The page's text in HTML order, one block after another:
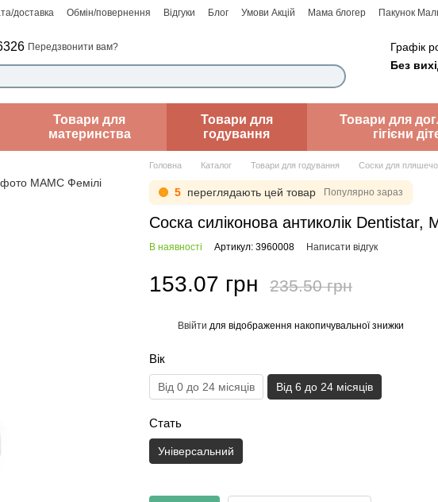
доставка Обмін/повернення Відгуки Блог Умови Акцій Мама блогер
Пакунок
Передзвонити вам?
Графік
Без
Товари для
материнства
Товари для
годування
Товари для
гігієни
Головна Каталог Товари для годування Соски для
4 переглядають цей товар Популярно зараз
Соска силіконова антиколік Dentistar,
В наявності Артикул: 3960008 Написати відгук
153.07 грн 235.50 грн
Ввійти для відображення накопичувальної знижки
Вік
Від 0 до 24 місяців Від 6 до 24 місяців
Стать
Універсальний